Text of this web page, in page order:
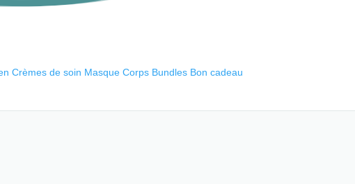
Crèmes de soin Masque Corps Bundles Bon cadeau